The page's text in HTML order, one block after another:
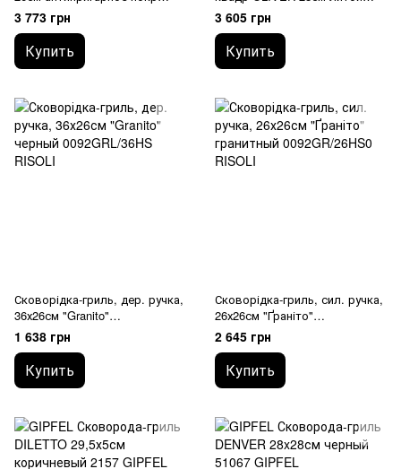
Pfluon, деревянная ручка,
индукционное дно (лит
аллюм) 0783 GIPFEL
3 773 грн
Купить
алюминий 0570 GIPFEL
3 605 грн
Купить
Сковорідка-гриль, дер. ручка,
36х26см "Granito"
0092GRL/36HS RISOLI
1 638 грн
Купить
Сковорідка-гриль, сил. ручка,
26х26см "Ґраніто"
0092GR/26HS0 RISOLI
2 645 грн
Купить